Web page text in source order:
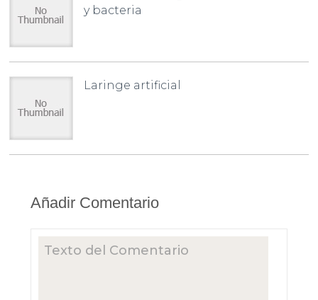
y bacteria
Laringe artificial
Añadir Comentario